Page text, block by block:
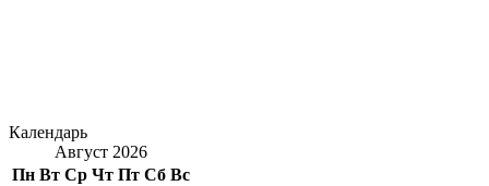
Календарь
Август 2026
Пн Вт Ср Чт Пт Сб Вс